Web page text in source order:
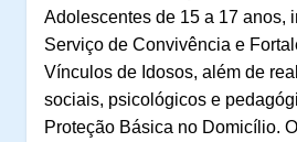
Adolescentes de 15 a 17 anos,
Serviço de Convivência e
Vínculos de Idosos, além de
sociais, psicológicos e
Proteção Básica no Domicílio.